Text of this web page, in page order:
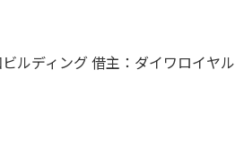
ルディング 借主：ダイワロイヤ